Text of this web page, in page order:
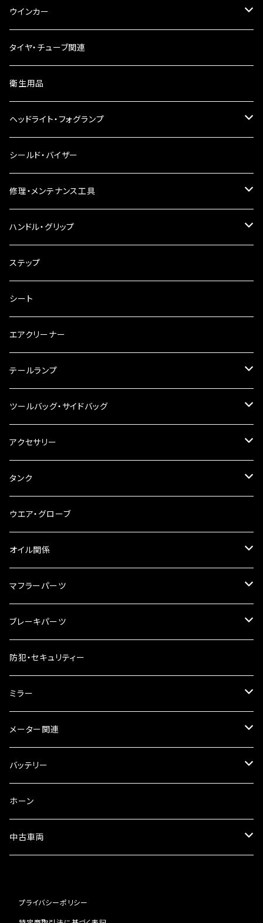
ウインカー
ウインカーリレー
ウインカーレンズ
LEDウインカー
電球型ウインカー
バードゲージウインカー
ウインカークランプ
タイヤ・チューブ関連
衛生用品
ヘッドライト・フォグランプ
ヘッドライト
フォグランプ
配線・リレー
シールド・バイザー
修理・メンテナンス工具
インテークマニホールド
電装・配線・キボシ等
キャブレター
チェーン
工具類
ハンドル・グリップ
グリップ
バーハン
ハンドルパーツ
ハンドルスイッチ
その他
ハンドルポスト
ハンドルブレース
ステアリングダンパー
ブレーキ・クラッチレバー
スマホホルダー
ステップ
シート
エアクリーナー
テールランプ
ナンバー灯
ツールバッグ・サイドバッグ
ツールバッグ
サイドバッグ
サイドバッグサポート
リアBOX
ハードケース
アクセサリー
USB電源
電装系
タンク
タンク本体
タンクキャップ
タンクシール
ケミカル
ウエア・グローブ
オイル関係
4スト用エンジンオイル
2スト用エンジンオイル
ギアオイル
オイルクーラー
ラジエーター
フォークオイル
マフラーパーツ
マフラーガード
バンテージタイプ
スリップオン
サイレンサー
ブレーキパーツ
ブレーキシュー
ブレーキパット
ブレーキオイル
その他
防犯・セキュリティー
ミラー
ミラー本体
ミラーアダプター
ミラーその他
メーター関連
スピードメーター
タコメーター
セット
バッテリー
バッテリー充電器
ホーン
中古車両
ホンダ
プライバシーポリシー